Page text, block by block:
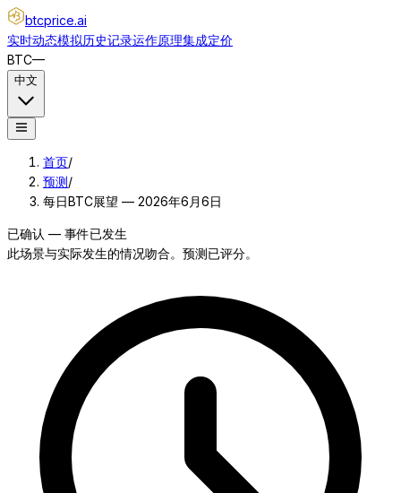
btcprice.ai
实时动态模拟历史记录运作原理集成定价
BTC—
中文
首页/
预测/
每日BTC展望 — 2026年6月6日
已确认 — 事件已发生
此场景与实际发生的情况吻合。预测已评分。